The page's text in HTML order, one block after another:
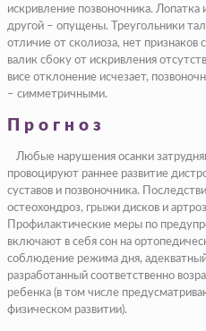
искривление позвоночника.
другой – опущены. Треугольники
отличие от сколиоза, нет
валик сбоку от искривления
висе отклонение исчезает,
– симметричными.
Прогноз
Любые нарушения осанки
провоцируют раннее развитие
суставов и позвоночника.
остеохондроз, грыжи дисков и
Профилактические меры по
включают в себя сон на
соблюдение режима дня,
разработанный соответственно
ребенка (в том числе
физическом развитии).